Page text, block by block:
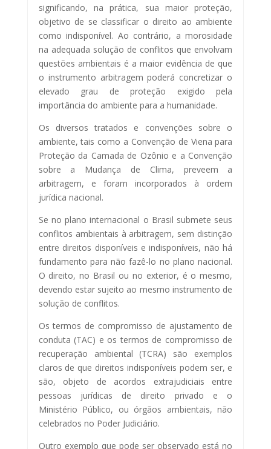
significando, na prática, sua maior proteção,
objetivo de se classificar o direito ao ambiente
como indisponível. Ao contrário, a morosidade
na adequada solução de conflitos que envolvam
questões ambientais é a maior evidência de que
o instrumento arbitragem poderá concretizar o
elevado grau de proteção exigido pela
importância do ambiente para a humanidade.
Os diversos tratados e convenções sobre o
ambiente, tais como a Convenção de Viena para
Proteção da Camada de Ozônio e a Convenção
sobre a Mudança de Clima, preveem a
arbitragem, e foram incorporados à ordem
jurídica nacional.
Se no plano internacional o Brasil submete seus
conflitos ambientais à arbitragem, sem distinção
entre direitos disponíveis e indisponíveis, não há
fundamento para não fazê-lo no plano nacional.
O direito, no Brasil ou no exterior, é o mesmo,
devendo estar sujeito ao mesmo instrumento de
solução de conflitos.
Os termos de compromisso de ajustamento de
conduta (TAC) e os termos de compromisso de
recuperação ambiental (TCRA) são exemplos
claros de que direitos indisponíveis podem ser, e
são, objeto de acordos extrajudiciais entre
pessoas jurídicas de direito privado e o
Ministério Público, ou órgãos ambientais, não
celebrados no Poder Judiciário.
Outro exemplo que pode ser observado está no